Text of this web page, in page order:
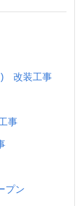
改装工事
事
プン